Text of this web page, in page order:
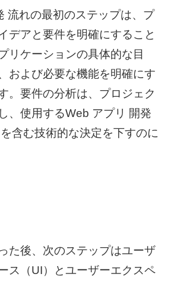
流れの最初のステップは、プ
デアと要件を明確にすること
リケーションの具体的な目
および必要な機能を明確にす
。要件の分析は、プロジェク
、使用するWeb アプリ 開発
を含む技術的な決定を下すのに
た後、次のステップはユーザ
ス（UI）とユーザーエクスペ